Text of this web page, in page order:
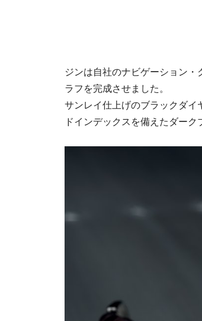
ジンは自社のナビゲーション
ラフを完成させました。
サンレイ仕上げのブラックダ
ドインデックスを備えたダーク